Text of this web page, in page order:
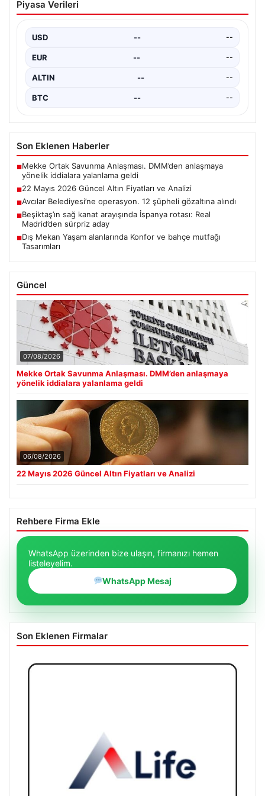
bahçe mutfağı Tasarımları
bölümlerinden parçası durumuna ulaşmıştır. Bahçeyle…
Piyasa Verileri
USD -- --
EUR -- --
ALTIN -- --
BTC -- --
Son Eklenen Haberler
■Mekke Ortak Savunma Anlaşması. DMM’den anlaşmaya
yönelik iddialara yalanlama geldi
■22 Mayıs 2026 Güncel Altın Fiyatları ve Analizi
■Avcılar Belediyesi’ne operasyon. 12 şüpheli gözaltına alındı
■Beşiktaş’ın sağ kanat arayışında İspanya rotası: Real
Madrid’den sürpriz aday
■Dış Mekan Yaşam alanlarında Konfor ve bahçe mutfağı
Tasarımları
Güncel
07/08/2026
Mekke Ortak Savunma Anlaşması. DMM’den anlaşmaya
yönelik iddialara yalanlama geldi
06/08/2026
22 Mayıs 2026 Güncel Altın Fiyatları ve Analizi
Rehbere Firma Ekle
WhatsApp üzerinden bize ulaşın, firmanızı hemen
listeleyelim.
WhatsApp Mesaj
Son Eklenen Firmalar